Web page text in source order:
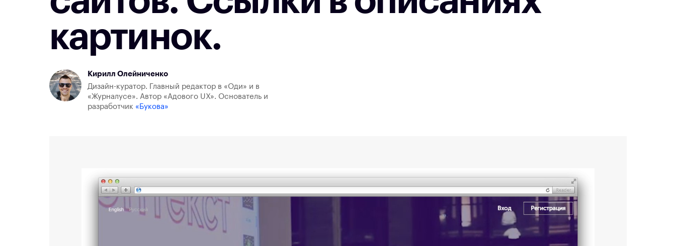
картинок.
Кирилл Олейниченко
Дизайн-куратор. Главный редактор в «Оди» и в
«Журналусе». Автор «Адового UX». Основатель и
разработчик «Букова»